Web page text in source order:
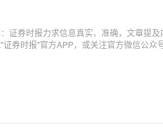
证券时报力求信息真实、准确，文章提
证券时报"官方APP，或关注官方微信公